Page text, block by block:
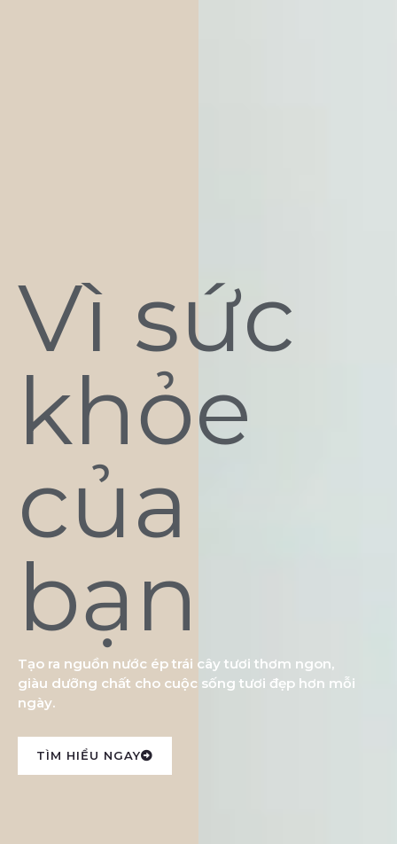
Vì sức
khỏe
của
bạn
Tạo ra nguồn nước ép trái cây tươi thơm ngon,
giàu dưỡng chất cho cuộc sống tươi đẹp hơn mỗi
ngày.
TÌM HIỂU NGAY